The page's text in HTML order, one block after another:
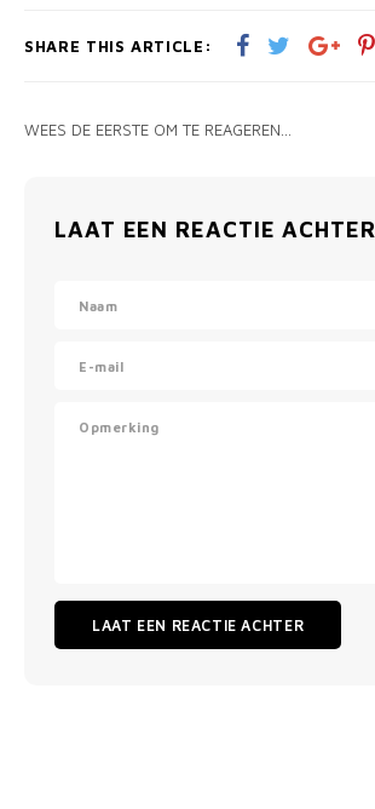
SHARE THIS ARTICLE:
WEES DE EERSTE OM TE REAGEREN...
LAAT EEN REACTIE ACHTER
LAAT EEN REACTIE ACHTER